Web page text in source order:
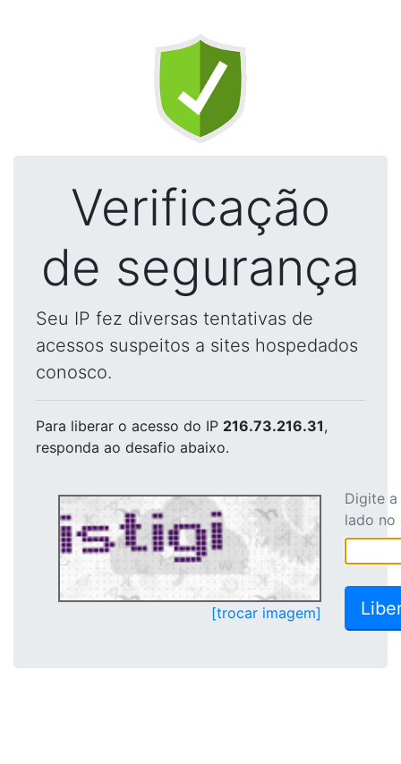
Verificação
de segurança
Seu IP fez diversas tentativas de
acessos suspeitos a sites hospedados
conosco.
Para liberar o acesso do IP 216.73.216.31,
responda ao desafio abaixo.
[trocar imagem]
Digite
lado no